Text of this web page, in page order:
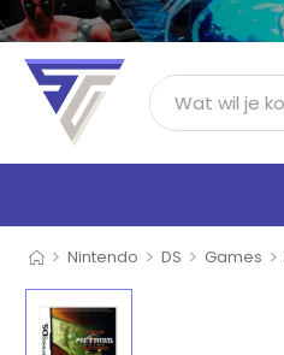
> Nintendo > DS > Games >